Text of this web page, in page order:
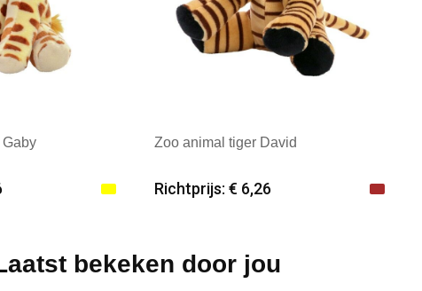
Zoo animal tiger David
Richtprijs: € 6,26
bekeken door jou